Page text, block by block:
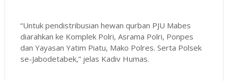
“Untuk pendistribusian hewan qurban PJU Mabes
diarahkan ke Komplek Polri, Asrama Polri, Ponpes
dan Yayasan Yatim Piatu, Mako Polres. Serta Polsek
se-Jabodetabek,” jelas Kadiv Humas.